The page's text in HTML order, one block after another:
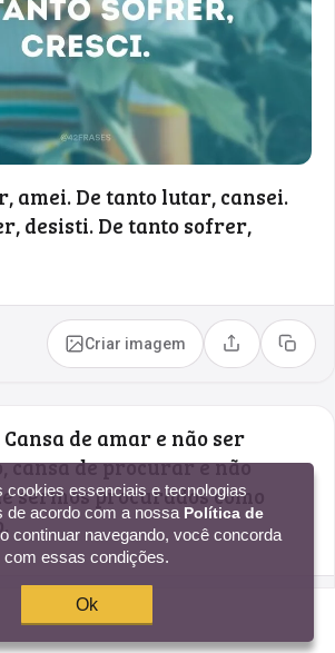
amei. De tanto lutar, cansei.
desisti. De tanto sofrer,
Criar imagem Compartilhar
Copiar
de amar e não ser
cansa de procurar e não
sermos procurados como
Criar imagem
cookies essenciais e tecnologias
de acordo com a nossa Política de
continuar navegando, você concorda
com essas condições.
Ok